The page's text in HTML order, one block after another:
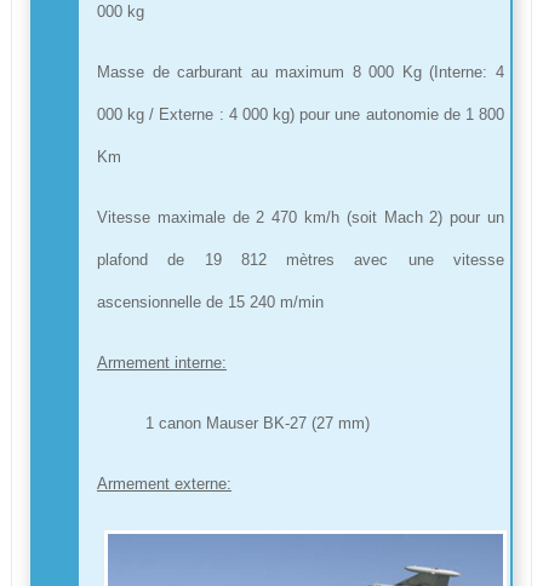
000 kg
Masse de carburant au maximum 8 000 Kg (Interne: 4
000 kg / Externe : 4 000 kg) pour une autonomie de 1 800
Km
Vitesse maximale de 2 470 km/h (soit Mach 2) pour un
plafond de 19 812 mètres avec une vitesse
ascensionnelle de 15 240 m/min
Armement interne:
1 canon Mauser BK-27 (27 mm)
Armement externe: